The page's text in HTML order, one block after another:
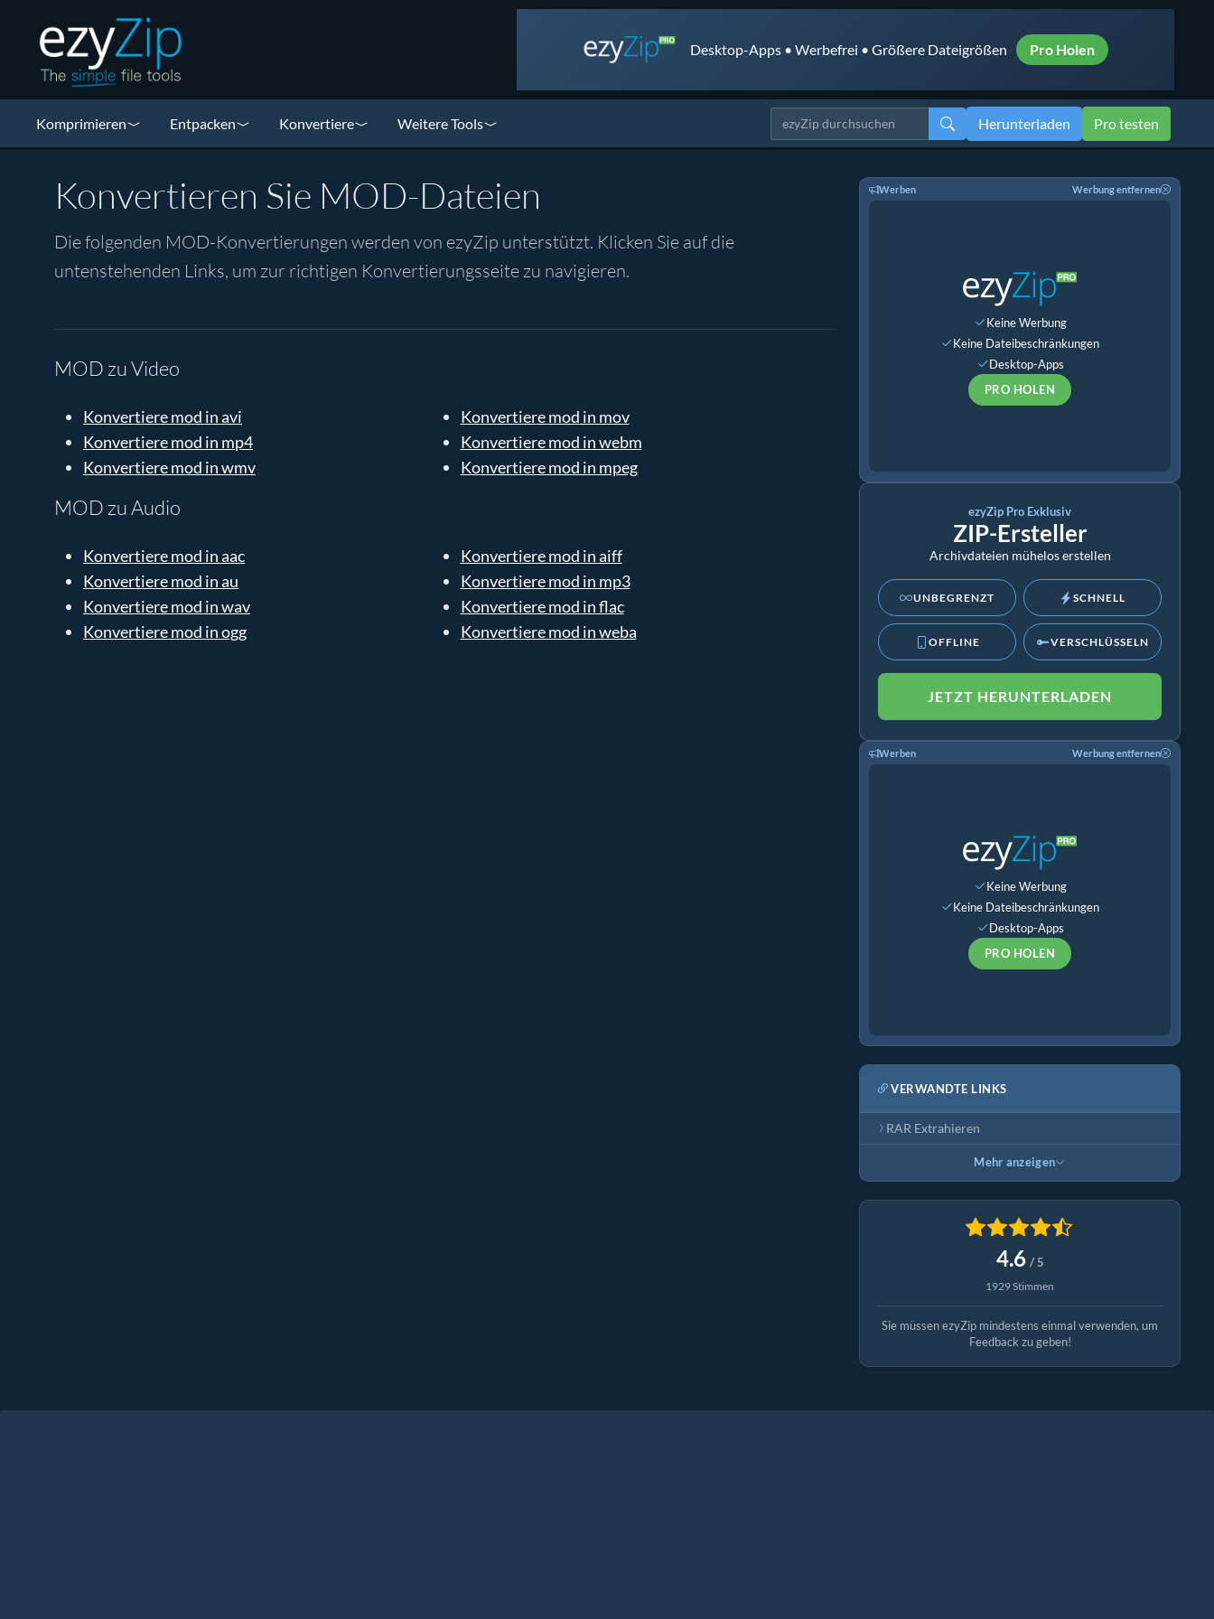
Desktop-Apps • Werbefrei • Größere Dateigrößen Pro Holen
Komprimieren Entpacken Konvertiere Weitere Tools Herunterladen Pro testen
Konvertieren Sie MOD-Dateien
Die folgenden MOD-Konvertierungen werden von ezyZip unterstützt. Klicken Sie auf die
untenstehenden Links, um zur richtigen Konvertierungsseite zu navigieren.
MOD zu Video
Konvertiere mod in avi
Konvertiere mod in mov
Konvertiere mod in mp4
Konvertiere mod in webm
Konvertiere mod in wmv
Konvertiere mod in mpeg
MOD zu Audio
Konvertiere mod in aac
Konvertiere mod in aiff
Konvertiere mod in au
Konvertiere mod in mp3
Konvertiere mod in wav
Konvertiere mod in flac
Konvertiere mod in ogg
Konvertiere mod in weba
Werben Werbung entfernen
Keine Werbung
Keine Dateibeschränkungen
Desktop-Apps
PRO HOLEN
ezyZip Pro Exklusiv
ZIP-Ersteller
Archivdateien mühelos erstellen
UNBEGRENZT SCHNELL
OFFLINE VERSCHLÜSSELN
JETZT HERUNTERLADEN
Werben Werbung entfernen
Keine Werbung
Keine Dateibeschränkungen
Desktop-Apps
PRO HOLEN
VERWANDTE LINKS
RAR Extrahieren
Mehr anzeigen
4.6 / 5
1929 Stimmen
Sie müssen ezyZip mindestens einmal verwenden, um
Feedback zu geben!